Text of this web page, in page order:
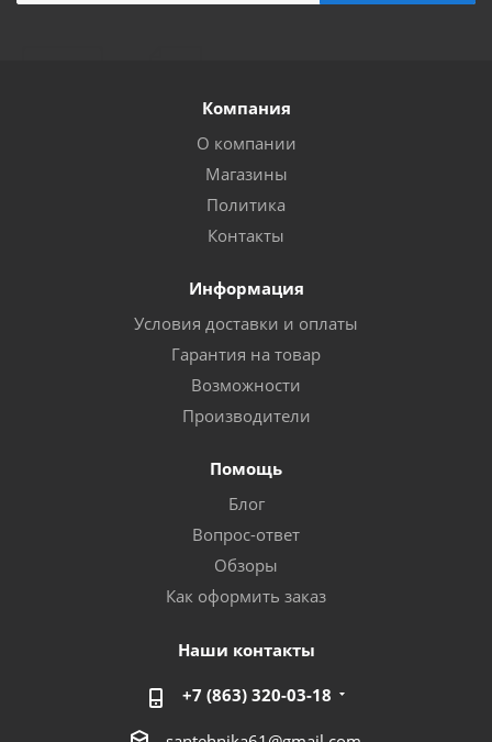
Компания
О компании
Магазины
Политика
Контакты
Информация
Условия доставки и оплаты
Гарантия на товар
Возможности
Производители
Помощь
Блог
Вопрос-ответ
Обзоры
Как оформить заказ
Наши контакты
+7 (863) 320-03-18